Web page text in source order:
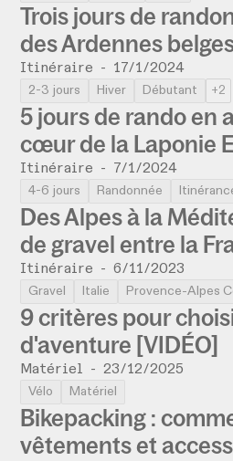
Trois jours de
des Ardennes
Itinéraire - 17/1/2024
2-3 jours Hiver Débutant +2
5 jours de rando en
cœur de la Laponie
Itinéraire - 7/1/2024
4-6 jours Randonnée
Des Alpes à la
de gravel entre la
Itinéraire -6/11/2023
Gravel Italie Provence-Alpes
9 critères pour
d'aventure [VIDÉO]
Matériel -23/12/2025
Vélo Matériel
Bikepacking :
vêtements et